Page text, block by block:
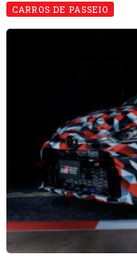
CARROS DE PASSEIO